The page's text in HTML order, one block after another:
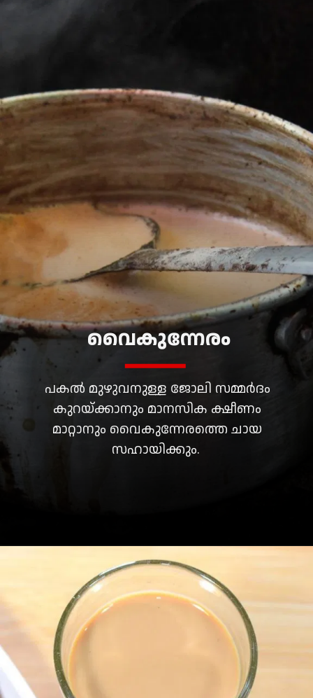
പകൽ മുഴുവനുള്ള ജോലി സമ്മർദം
കുറയ്ക്കാനും മാനസിക ക്ഷീണം
മാറ്റാനും വൈകുന്നേരത്തെ ചായ
സഹായിക്കും.
വൈകുന്നേരം